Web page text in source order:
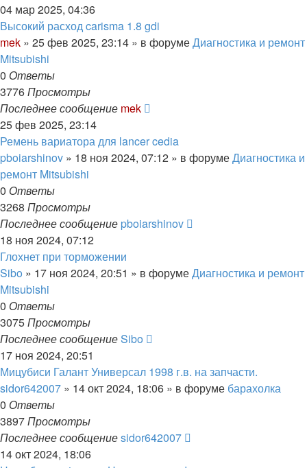
04 мар 2025, 04:36
Высокий расход carisma 1.8 gdi
mek » 25 фев 2025, 23:14 » в форумеДиагностика и ремонт
Mitsubishi
0 Ответы
3776Просмотры
Последнее сообщение mek
25 фев 2025, 23:14
Ремень вариатора для lancer cedia
pboiarshinov » 18 ноя 2024, 07:12 » в форумеДиагностика и
ремонт Mitsubishi
0 Ответы
3268 Просмотры
Последнее сообщение pboiarshinov
18 ноя 2024, 07:12
Глохнет при торможении
Sibo » 17 ноя 2024, 20:51 » в форумеДиагностика и ремонт
Mitsubishi
0 Ответы
3075Просмотры
Последнее сообщениеSibo
17 ноя 2024, 20:51
Мицубиси Галант Универсал 1998 г.в. на запчасти.
sidor642007 » 14 окт 2024, 18:06 » в форуме барахолка
0 Ответы
3897Просмотры
Последнее сообщениеsidor642007
14 окт 2024, 18:06